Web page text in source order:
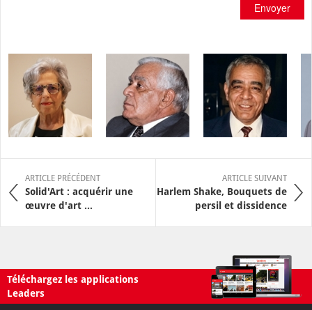
Envoyer
ARTICLE PRÉCÉDENT
Solid'Art : acquérir une
œuvre d'art ...
ARTICLE SUIVANT
Harlem Shake, Bouquets de
persil et dissidence
Téléchargez les applications
Leaders